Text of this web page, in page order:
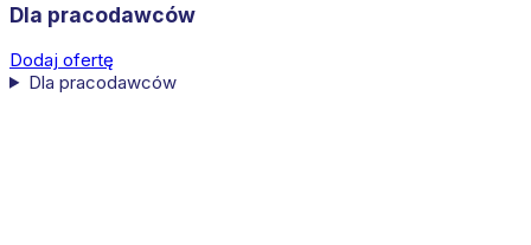
Dla pracodawców
Dodaj ofertę
Dla pracodawców